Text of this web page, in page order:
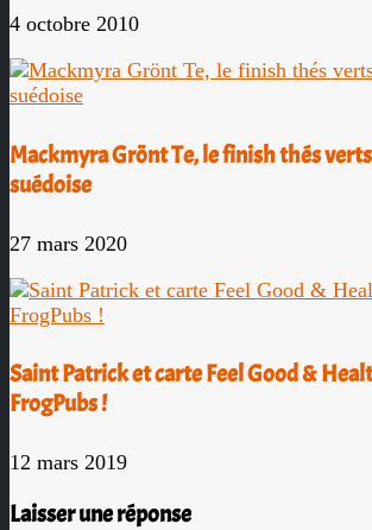
4 octobre 2010
Mackmyra Grönt Te, le finish thés
suédoise
27 mars 2020
Saint Patrick et carte Feel Good &
FrogPubs !
12 mars 2019
Laisser une réponse